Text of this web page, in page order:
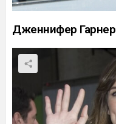
Дженнифер Гарнер